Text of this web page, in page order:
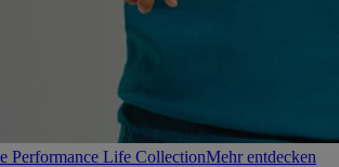
Performance Life CollectionMehr entdecken